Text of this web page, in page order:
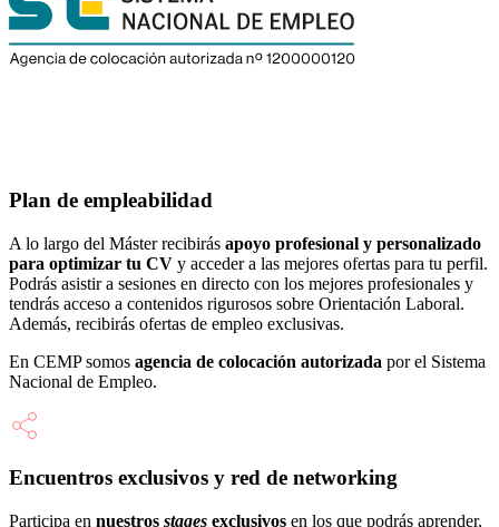
Plan de empleabilidad
A lo largo del Máster recibirás apoyo profesional y personalizado
para optimizar tu CV y acceder a las mejores ofertas para tu perfil.
Podrás asistir a sesiones en directo con los mejores profesionales y
tendrás acceso a contenidos rigurosos sobre Orientación Laboral.
Además, recibirás ofertas de empleo exclusivas.
En CEMP somos agencia de colocación autorizada por el Sistema
Nacional de Empleo.
Encuentros exclusivos y red de networking
Participa en nuestros stages exclusivos en los que podrás aprender,